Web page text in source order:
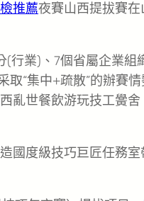
推薦夜賽山西提拔賽
(行業)、7個省屬企業組
取“集中+疏散”的辦賽
亂世餐飲游玩技工黌
國度級技巧巨匠任務